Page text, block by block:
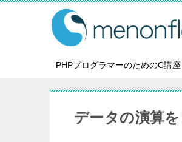
PHPプログラマーのためのC講座
データの演算